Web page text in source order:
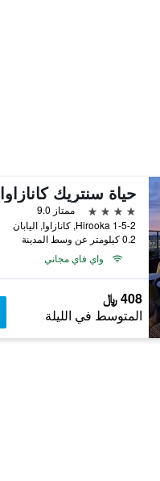
حياة سنتريك كانازاوا
4 نجوم
ممتاز 9.0
1-5-2 Hirooka, كانازاوا, اليابان
0.2 كيلومتر عن وسط المدينة
واي فاي مجاني
408 ﷼
المتوسط في الليلة